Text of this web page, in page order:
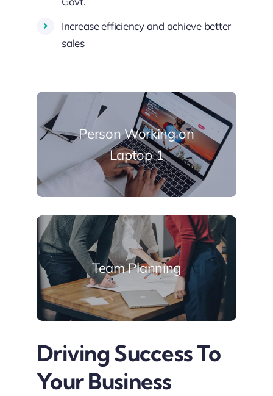
Increase efficiency and achieve better
sales
Person Working on
Laptop 1
Team Planning
Driving Success To
Your Business